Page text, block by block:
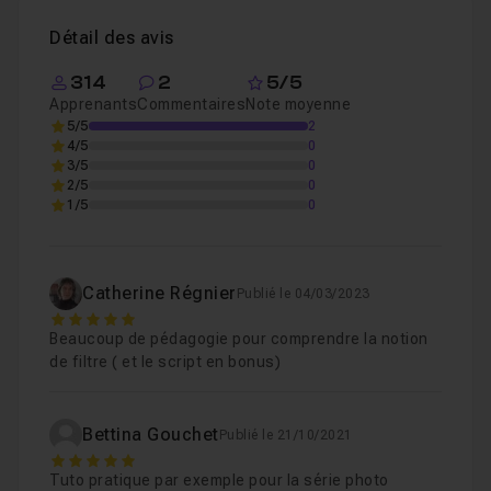
Détail des avis
314
Apprenants
2
Commentaires
5/5
Note moyenne
5/5
2
4/5
0
3/5
0
2/5
0
1/5
0
Catherine Régnier Publié le 04/03/2023
5
Beaucoup de pédagogie pour comprendre la notion
de filtre ( et le script en bonus)
Bettina Gouchet Publié le 21/10/2021
5
Tuto pratique par exemple pour la série photo